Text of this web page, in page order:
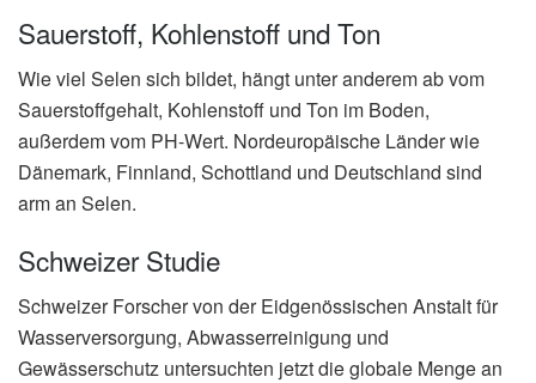
Sauerstoff, Kohlenstoff und Ton
Wie viel Selen sich bildet, hängt unter anderem ab vom
Sauerstoffgehalt, Kohlenstoff und Ton im Boden,
außerdem vom PH-Wert. Nordeuropäische Länder wie
Dänemark, Finnland, Schottland und Deutschland sind
arm an Selen.
Schweizer Studie
Schweizer Forscher von der Eidgenössischen Anstalt für
Wasserversorgung, Abwasserreinigung und
Gewässerschutz untersuchten jetzt die globale Menge an